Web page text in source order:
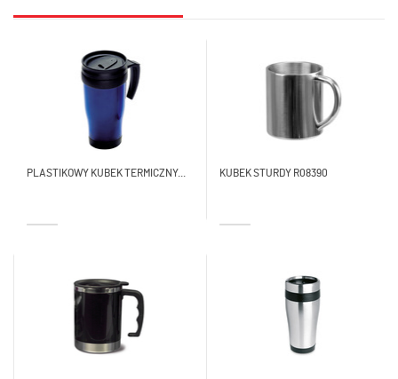
PLASTIKOWY KUBEK TERMICZNY... KUBEK STURDY R08390